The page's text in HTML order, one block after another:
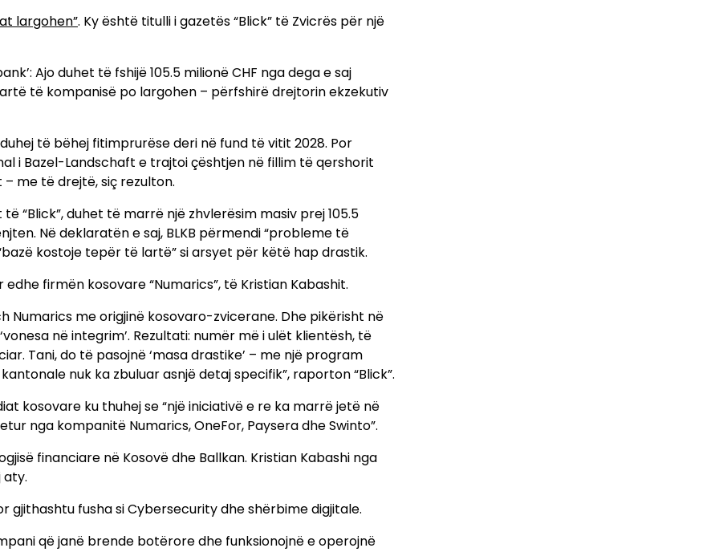
largohen”. Ky është titulli i gazetës “Blick” të Zvicrës për një
Ajo duhet të fshijë 105.5 milionë CHF nga dega e saj
të kompanisë po largohen – përfshirë drejtorin ekzekutiv
të bëhej fitimprurëse deri në fund të vitit 2028. Por
i Bazel-Landschaft e trajtoi çështjen në fillim të qershorit
me të drejtë, siç rezulton.
“Blick”, duhet të marrë një zhvlerësim masiv prej 105.5
Në deklaratën e saj, BLKB përmendi “probleme të
kostoje tepër të lartë” si arsyet për këtë hap drastik.
firmën kosovare “Numarics”, të Kristian Kabashit.
Numarics me origjinë kosovaro-zvicerane. Dhe pikërisht në
në integrim’. Rezultati: numër më i ulët klientësh, të
Tani, do të pasojnë ‘masa drastike’ – me një program
nuk ka zbuluar asnjë detaj specifik”, raporton “Blick”.
kosovare ku thuhej se “një iniciativë e re ka marrë jetë në
nga kompanitë Numarics, OneFor, Paysera dhe Swinto”.
financiare në Kosovë dhe Ballkan. Kristian Kabashi nga
aty.
gjithashtu fusha si Cybersecurity dhe shërbime digjitale.
që janë brende botërore dhe funksionojnë e operojnë